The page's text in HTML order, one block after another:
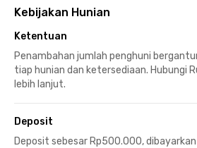
Kebijakan Hunian
Ketentuan
Penambahan jumlah penghuni
tiap hunian dan ketersediaan. Hubungi
lebih lanjut.
Deposit
Deposit sebesar Rp500.000,